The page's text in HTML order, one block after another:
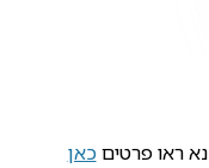
נא ראו פרטיםכאן